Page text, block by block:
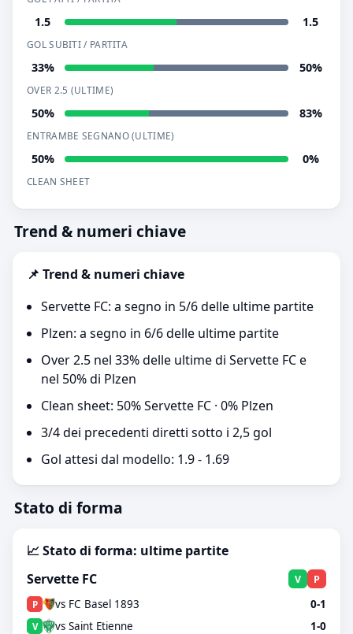
1.5 1.5
GOL SUBITI / PARTITA
33% 50%
OVER 2.5 (ULTIME)
50% 83%
ENTRAMBE SEGNANO (ULTIME)
50% 0%
CLEAN SHEET
Trend & numeri chiave
📌 Trend & numeri chiave
Servette FC: a segno in 5/6 delle ultime partite
Plzen: a segno in 6/6 delle ultime partite
Over 2.5 nel 33% delle ultime di Servette FC e
nel 50% di Plzen
Clean sheet: 50% Servette FC · 0% Plzen
3/4 dei precedenti diretti sotto i 2,5 gol
Gol attesi dal modello: 1.9 - 1.69
Stato di forma
📈 Stato di forma: ultime partite
Servette FC
V P
P vs FC Basel 1893 0-1
V vs Saint Etienne 1-0